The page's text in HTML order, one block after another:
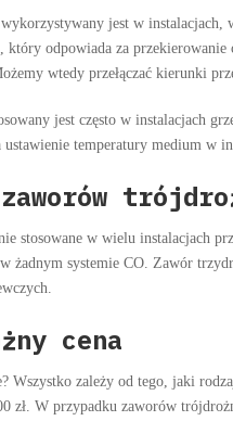
jest w
który odpowiada za
wtedy przełączać kierunki
jest często w instalacjach
temperatury medium w
stosowane w wielu instalacjach
żadnym systemie CO. Zawór
cena
Wszystko zależy od tego, jaki
zł. W przypadku zaworów